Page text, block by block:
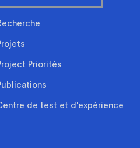
Priorités
de test et d'expérience